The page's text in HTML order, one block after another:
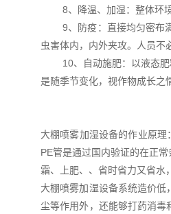
8、降温、加湿：整体环境
9、防疫：直接均匀密布满
虫害体内，内外夹攻。人员不
10、自动施肥：以液态肥料
是随季节变化，视作物成长之
大棚喷雾加湿设备的作业原
PE管是通过国内验证的在正
霜、上肥、、省时省力又省水
大棚喷雾加湿设备系统造价
尘等作用外，还能够打药消